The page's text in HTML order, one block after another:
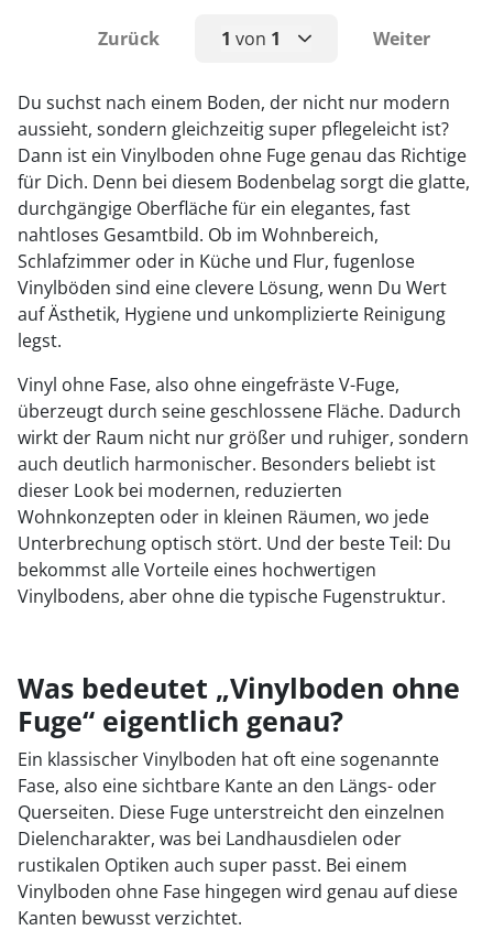
Zurück 1 von 1 Weiter
Du suchst nach einem Boden, der nicht nur modern
aussieht, sondern gleichzeitig super pflegeleicht ist?
Dann ist ein Vinylboden ohne Fuge genau das Richtige
für Dich. Denn bei diesem Bodenbelag sorgt die glatte,
durchgängige Oberfläche für ein elegantes, fast
nahtloses Gesamtbild. Ob im Wohnbereich,
Schlafzimmer oder in Küche und Flur, fugenlose
Vinylböden sind eine clevere Lösung, wenn Du Wert
auf Ästhetik, Hygiene und unkomplizierte Reinigung
legst.
Vinyl ohne Fase, also ohne eingefräste V-Fuge,
überzeugt durch seine geschlossene Fläche. Dadurch
wirkt der Raum nicht nur größer und ruhiger, sondern
auch deutlich harmonischer. Besonders beliebt ist
dieser Look bei modernen, reduzierten
Wohnkonzepten oder in kleinen Räumen, wo jede
Unterbrechung optisch stört. Und der beste Teil: Du
bekommst alle Vorteile eines hochwertigen
Vinylbodens, aber ohne die typische Fugenstruktur.
Was bedeutet „Vinylboden ohne
Fuge“ eigentlich genau?
Ein klassischer Vinylboden hat oft eine sogenannte
Fase, also eine sichtbare Kante an den Längs- oder
Querseiten. Diese Fuge unterstreicht den einzelnen
Dielencharakter, was bei Landhausdielen oder
rustikalen Optiken auch super passt. Bei einem
Vinylboden ohne Fase hingegen wird genau auf diese
Kanten bewusst verzichtet.